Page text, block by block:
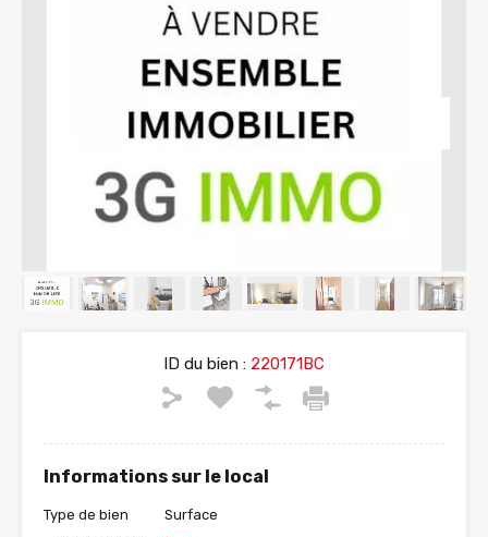
ID du bien : 220171BC
Informations sur le local
Type de bien Surface